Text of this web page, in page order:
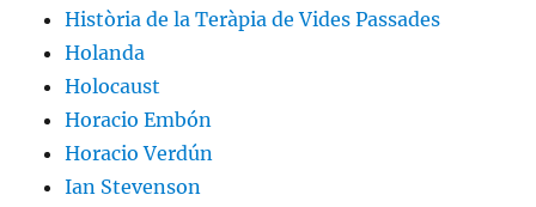
Història de la Teràpia de Vides Passades
Holanda
Holocaust
Horacio Embón
Horacio Verdún
Ian Stevenson